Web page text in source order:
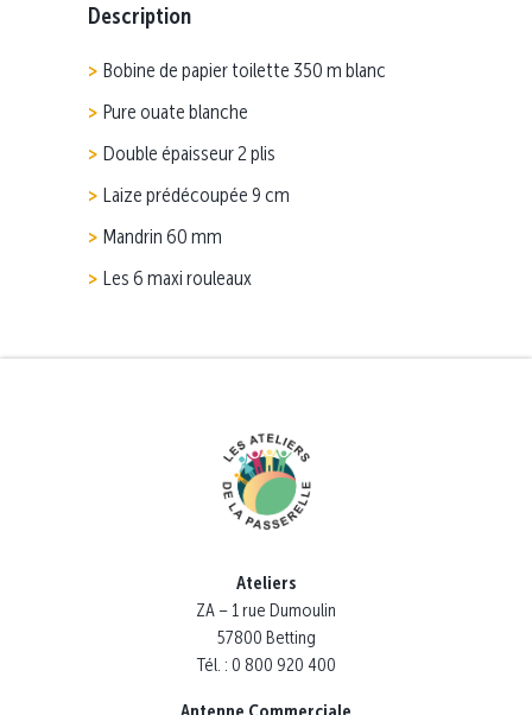
Description
Bobine de papier toilette 350 m blanc
Pure ouate blanche
Double épaisseur 2 plis
Laize prédécoupée 9 cm
Mandrin 60 mm
Les 6 maxi rouleaux
Ateliers
ZA – 1 rue Dumoulin
57800 Betting
Tél. : 0 800 920 400